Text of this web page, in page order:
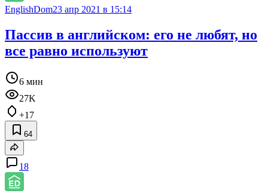
EnglishDom23 апр 2021 в 15:14
Пассив в английском: его не любят, но
все равно используют
6 мин
27K
+17
64
18